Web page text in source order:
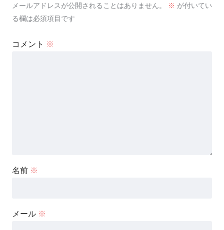
メールアドレスが公開されることはありません。 ※ が付いてい
る欄は必須項目です
コメント ※
名前 ※
メール ※